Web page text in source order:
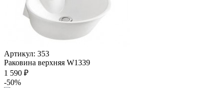
Артикул: 353
Раковина верхняя W1339
1 590 ₽
-50%